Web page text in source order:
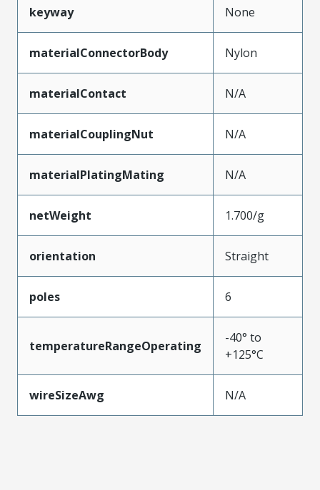
keyway None
materialConnectorBody Nylon
materialContact N/A
materialCouplingNut N/A
materialPlatingMating N/A
netWeight 1.700/g
orientation Straight
poles 6
temperatureRangeOperating
-40° to
+125°C
wireSizeAwg N/A